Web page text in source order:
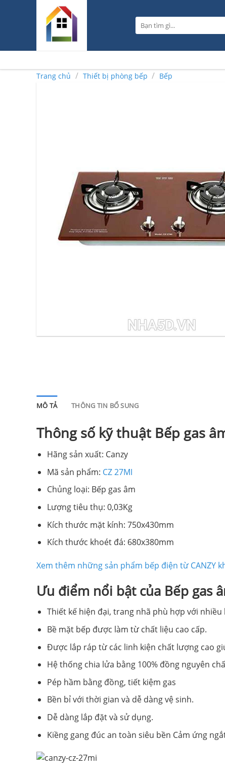
Tìm
kiếm:
Trang chủ / Thiết bị phòng bếp / Bếp
MÔ TẢ THÔNG TIN BỔ SUNG
Thông số kỹ thuật Bếp gas
Hãng sản xuất: Canzy
Mã sản phẩm: CZ 27MI
Chủng loại: Bếp gas âm
Lượng tiêu thụ: 0,03Kg
Kích thước mặt kính: 750x430mm
Kích thước khoét đá: 680x380mm
Xem thêm những sản phẩm bếp điện từ CANZY
Ưu điểm nổi bật của Bếp gas
Thiết kế hiện đại, trang nhã phù hợp với nhiều
Bề mặt bếp được làm từ chất liệu cao cấp.
Được lắp ráp từ các linh kiện chất lượng cao
Hệ thống chia lửa bằng 100% đồng nguyên
Pép hầm bằng đồng, tiết kiệm gas
Bền bỉ với thời gian và dễ dàng vệ sinh.
Dễ dàng lắp đặt và sử dụng.
Kiềng gang đúc an toàn siêu bền Cảm ứng